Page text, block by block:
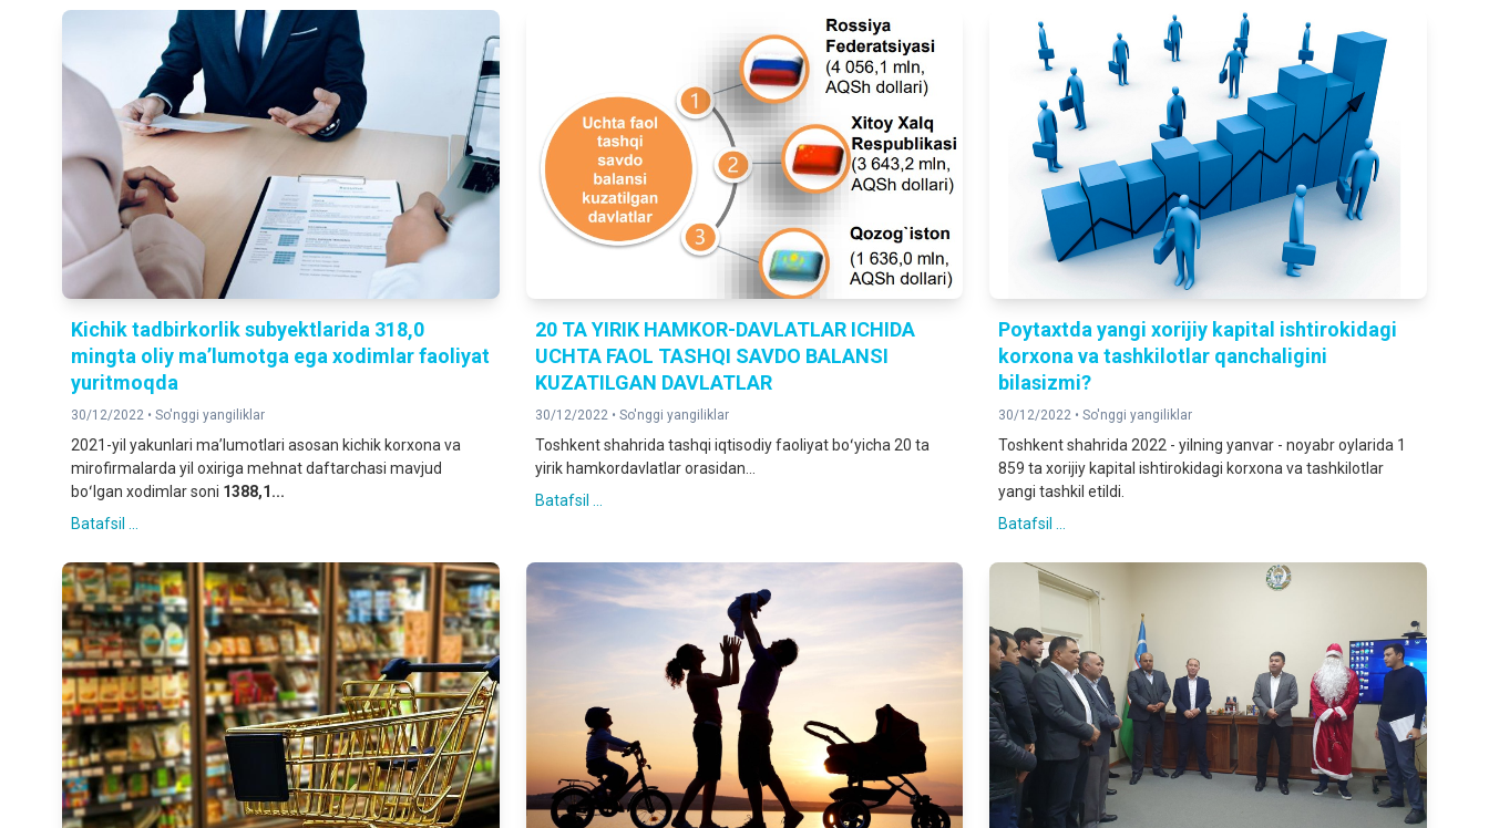
Kichik tadbirkorlik subyektlarida 318,0
mingta oliy maʼlumotga ega xodimlar faoliyat
yuritmoqda
30/12/2022 • So'nggi yangiliklar
2021-yil yakunlari maʼlumotlari asosan kichik korxona va
mirofirmalarda yil oxiriga mehnat daftarchasi mavjud
boʻlgan xodimlar soni 1388,1...
Batafsil ...
20 TA YIRIK HAMKOR-DAVLATLAR ICHIDA
UCHTA FAOL TASHQI SAVDO BALANSI
KUZATILGAN DAVLATLAR
30/12/2022 • So'nggi yangiliklar
Toshkent shahrida tashqi iqtisodiy faoliyat boʻyicha 20 ta
yirik hamkordavlatlar orasidan...
Batafsil ...
Poytaxtda yangi xorijiy kapital ishtirokidagi
korxona va tashkilotlar qanchaligini
bilasizmi?
30/12/2022 •So'nggi yangiliklar
Toshkent shahrida 2022 - yilning yanvar - noyabr oylarida 1
859 ta xorijiy kapital ishtirokidagi korxona va tashkilotlar
yangi tashkil etildi.
Batafsil ...